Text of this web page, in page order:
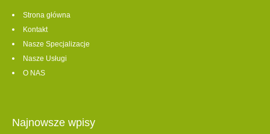
Strona główna
Kontakt
Nasze Specjalizacje
Nasze Usługi
O NAS
Najnowsze wpisy